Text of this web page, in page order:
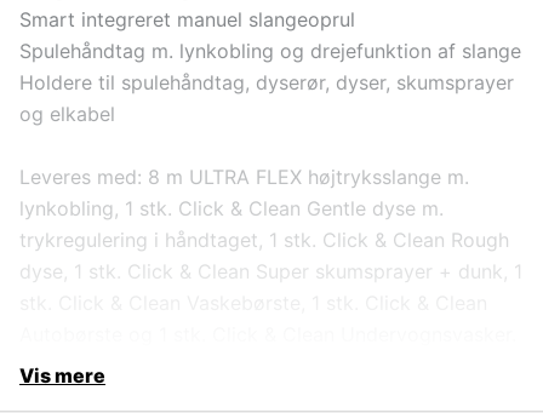
Smart integreret manuel slangeoprul
Spulehåndtag m. lynkobling og drejefunktion af slange
Holdere til spulehåndtag, dyserør, dyser, skumsprayer
og elkabel
Leveres med: 8 m ULTRA FLEX højtryksslange m.
lynkobling, 1 stk. Click & Clean Gentle dyse m.
trykregulering i håndtaget, 1 stk. Click & Clean Rough
dyse, 1 stk. Click & Clean Super skumsprayer + dunk, 1
Vis mere